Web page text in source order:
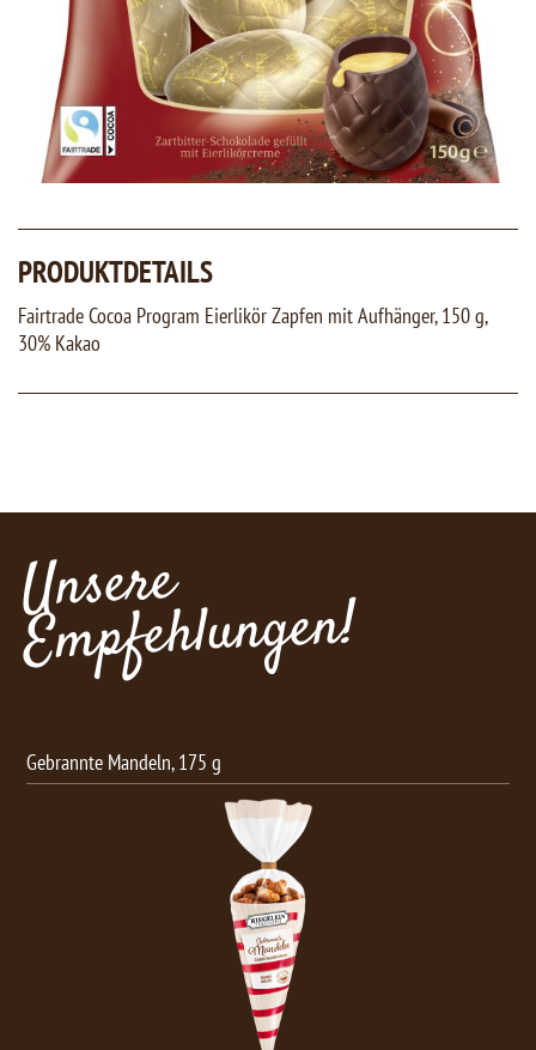
PRODUKTDETAILS
Fairtrade Cocoa Program Eierlikör Zapfen mit Aufhänger, 150 g,
30% Kakao
Unsere
Empfehlungen!
Schoko Knabber-Mix, 150 g